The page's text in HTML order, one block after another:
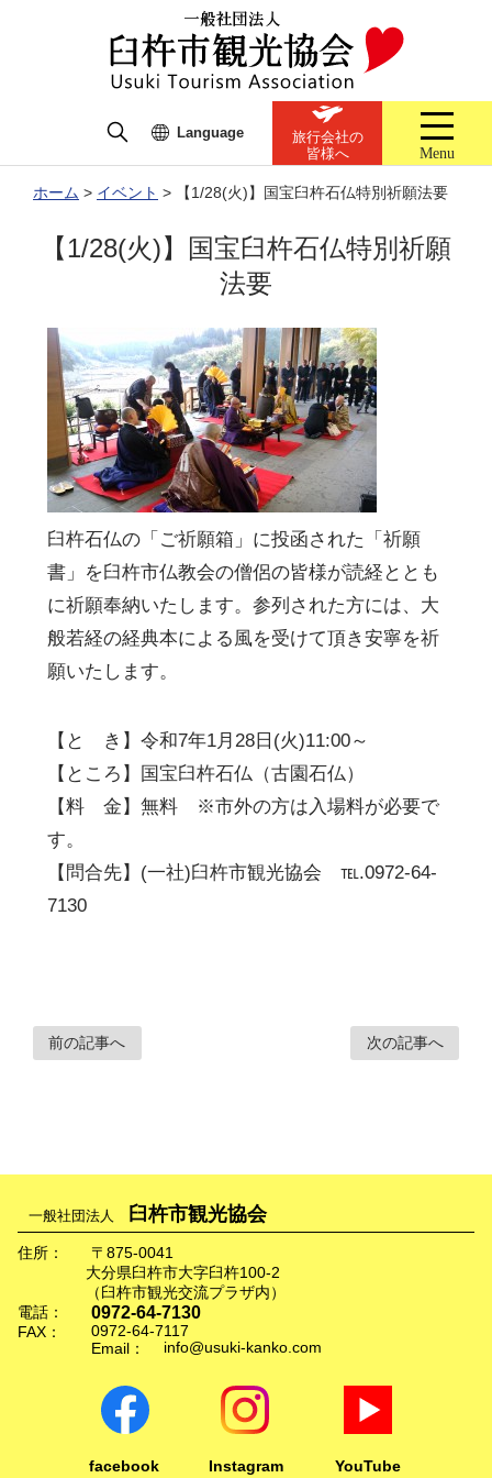
Language
旅行会社の
皆様へ
Menu
ホーム > イベント > 【1/28(火)】国宝臼杵石仏特別祈願法要
【1/28(火)】国宝臼杵石仏特別祈願
法要
臼杵石仏の「ご祈願箱」に投函された「祈願
書」を臼杵市仏教会の僧侶の皆様が読経ととも
に祈願奉納いたします。参列された方には、大
般若経の経典本による風を受けて頂き安寧を祈
願いたします。
【と き】令和7年1月28日(火)11:00～
【ところ】国宝臼杵石仏（古園石仏）
【料 金】無料 ※市外の方は入場料が必要で
す。
【問合先】(一社)臼杵市観光協会 ℡.0972-64-
7130
前の記事へ 次の記事へ
一般社団法人 臼杵市観光協会
住所：
〒875-0041
大分県臼杵市大字臼杵100-2
（臼杵市観光交流プラザ内）
電話：
0972-64-7130
FAX：
0972-64-7117
Email：
info@usuki-kanko.com
facebook Instagram YouTube